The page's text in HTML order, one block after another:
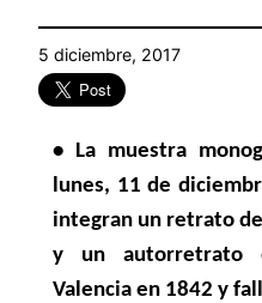
5 diciembre, 2017
• La muestra
lunes, 11 de
integran un retrato
y un autorretrato
Valencia en 1842 y